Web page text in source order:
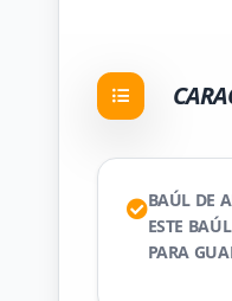
BAÚL DE
ESTE
PARA